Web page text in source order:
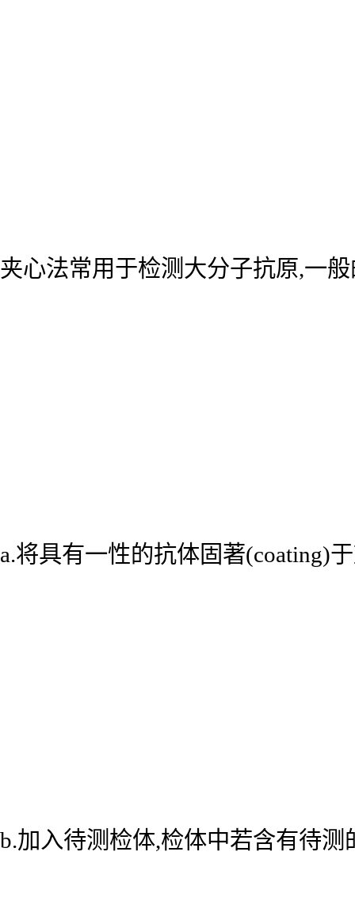
夹心法常用于检测大分子抗原,一
a.将具有一性的抗体固著(coating)
b.加入待测检体,检体中若含有待